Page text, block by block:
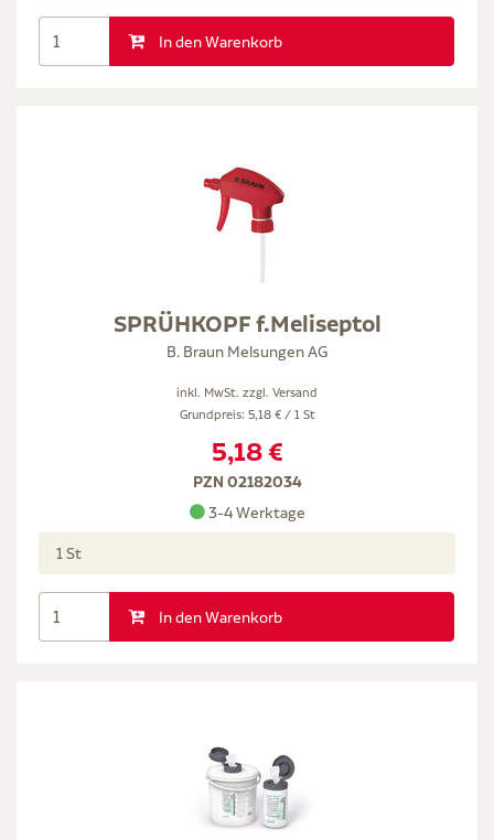
In den Warenkorb
SPRÜHKOPF f.Meliseptol
B. Braun Melsungen AG
inkl. MwSt. zzgl. Versand
Grundpreis: 5,18 € / 1 St
5,18 €
PZN 02182034
3-4 Werktage
1 St
In den Warenkorb